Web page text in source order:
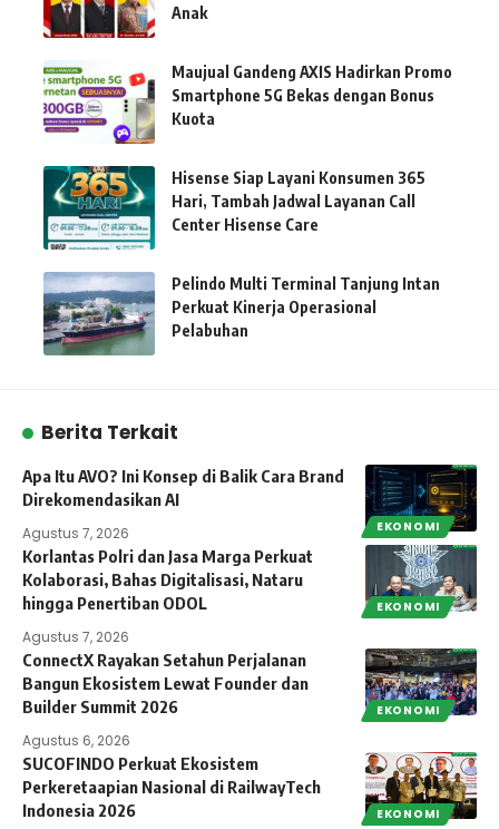
Anak
Maujual Gandeng AXIS Hadirkan Promo
Smartphone 5G Bekas dengan Bonus
Kuota
Hisense Siap Layani Konsumen 365
Hari, Tambah Jadwal Layanan Call
Center Hisense Care
Pelindo Multi Terminal Tanjung Intan
Perkuat Kinerja Operasional
Pelabuhan
Berita Terkait
EKONOMI
Apa Itu AVO? Ini Konsep di Balik Cara Brand
Direkomendasikan AI
Agustus 7, 2026
EKONOMI
Korlantas Polri dan Jasa Marga Perkuat
Kolaborasi, Bahas Digitalisasi, Nataru
hingga Penertiban ODOL
Agustus 7, 2026
EKONOMI
ConnectX Rayakan Setahun Perjalanan
Bangun Ekosistem Lewat Founder dan
Builder Summit 2026
Agustus 6, 2026
EKONOMI
SUCOFINDO Perkuat Ekosistem
Perkeretaapian Nasional di RailwayTech
Indonesia 2026